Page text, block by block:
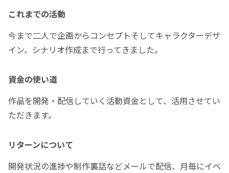
これまでの活動
今まで二人で企画からコンセプトそしてキャラクターデザ
イン、シナリオ作成まで行ってきました。
資金の使い道
作品を開発・配信していく活動資金として、活用させてい
ただきます。
リターンについて
開発状況の進捗や制作裏話などメールで配信、月毎にイベ